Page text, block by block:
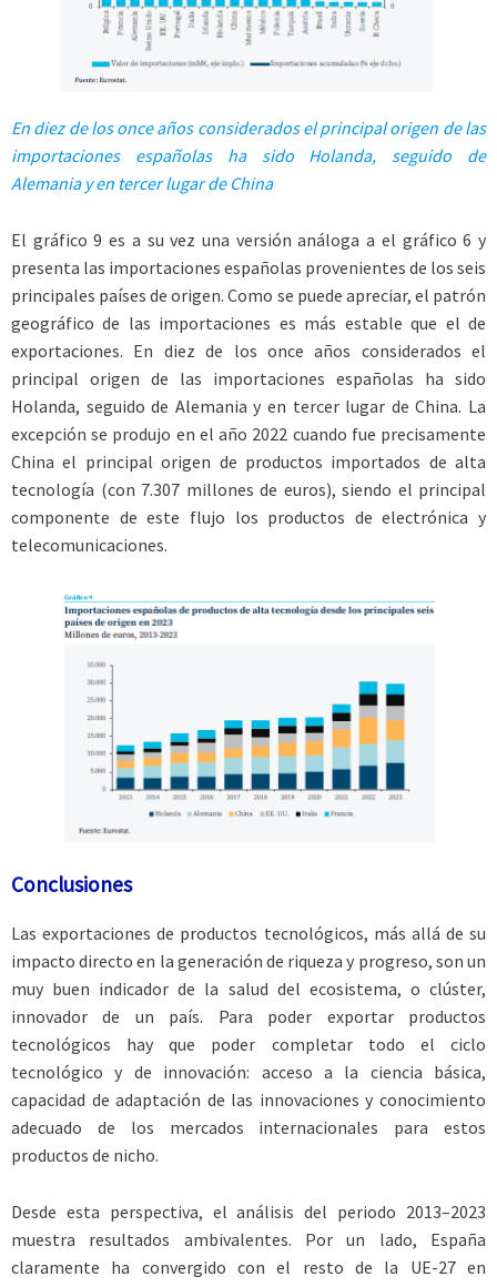
En diez de los once años considerados el principal origen de las
importaciones españolas ha sido Holanda, seguido de
Alemania y en tercer lugar de China
El gráfico 9 es a su vez una versión análoga a el gráfico 6 y
presenta las importaciones españolas provenientes de los seis
principales países de origen. Como se puede apreciar, el patrón
geográfico de las importaciones es más estable que el de
exportaciones. En diez de los once años considerados el
principal origen de las importaciones españolas ha sido
Holanda, seguido de Alemania y en tercer lugar de China. La
excepción se produjo en el año 2022 cuando fue precisamente
China el principal origen de productos importados de alta
tecnología (con 7.307 millones de euros), siendo el principal
componente de este flujo los productos de electrónica y
telecomunicaciones.
Conclusiones
Las exportaciones de productos tecnológicos, más allá de su
impacto directo en la generación de riqueza y progreso, son un
muy buen indicador de la salud del ecosistema, o clúster,
innovador de un país. Para poder exportar productos
tecnológicos hay que poder completar todo el ciclo
tecnológico y de innovación: acceso a la ciencia básica,
capacidad de adaptación de las innovaciones y conocimiento
adecuado de los mercados internacionales para estos
productos de nicho.
Desde esta perspectiva, el análisis del periodo 2013–2023
muestra resultados ambivalentes. Por un lado, España
claramente ha convergido con el resto de la UE-27 en